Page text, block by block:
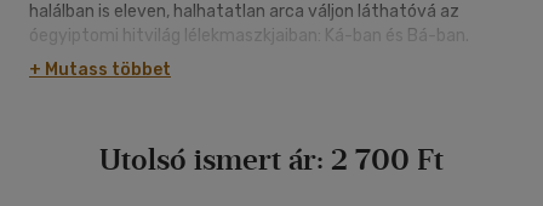
halálban is eleven, halhatatlan arca váljon láthatóvá az
óegyiptomi hitvilág lélekmaszkjaiban: Ká-ban és Bá-ban.
+ Mutass többet
Utolsó ismert ár: 2 700 Ft